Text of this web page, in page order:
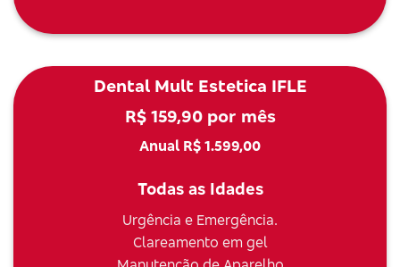
Dental Mult Estetica IFLE
R$ 159,90 por mês
Anual R$ 1.599,00
Todas as Idades
Urgência e Emergência.
Clareamento em gel